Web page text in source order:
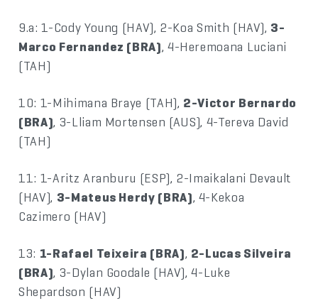
9.a: 1-Cody Young (HAV), 2-Koa Smith (HAV), 3-
Marco Fernandez (BRA), 4-Heremoana Luciani
(TAH)
10: 1-Mihimana Braye (TAH), 2-Victor Bernardo
(BRA), 3-Lliam Mortensen (AUS), 4-Tereva David
(TAH)
11: 1-Aritz Aranburu (ESP), 2-Imaikalani Devault
(HAV), 3-Mateus Herdy (BRA), 4-Kekoa
Cazimero (HAV)
13: 1-Rafael Teixeira (BRA), 2-Lucas Silveira
(BRA), 3-Dylan Goodale (HAV), 4-Luke
Shepardson (HAV)